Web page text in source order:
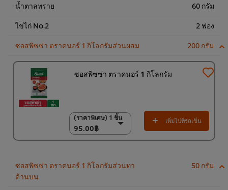
น้ำตาลทราย 60 กรัม
ไข่ไก่ No.2 2 ฟอง
ซอสพิซซ่า ตราคนอร์ 1 กิโลกรัมส่วนผสม 200 กรัม
ซอสพิซซ่า ตราคนอร์ 1 กิโลกรัม
(ราคาพิเศษ) 1 ชิ้น
95.00฿
(ราคาพิเศษ) 1 ชิ้น
95.00฿
(ราคาพิเศษ) แพ็ค 9
835.00฿
เพิ่มไปที่รถเข็น
ซอสพิซซ่า ตราคนอร์ 1 กิโลกรัมส่วนทา
ด้านบน
50 กรัม